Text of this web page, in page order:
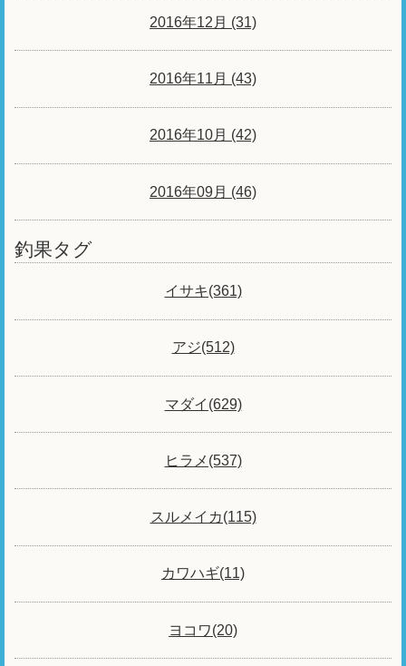
2016年12月 (31)
2016年11月 (43)
2016年10月 (42)
2016年09月 (46)
釣果タグ
イサキ(361)
アジ(512)
マダイ(629)
ヒラメ(537)
スルメイカ(115)
カワハギ(11)
ヨコワ(20)